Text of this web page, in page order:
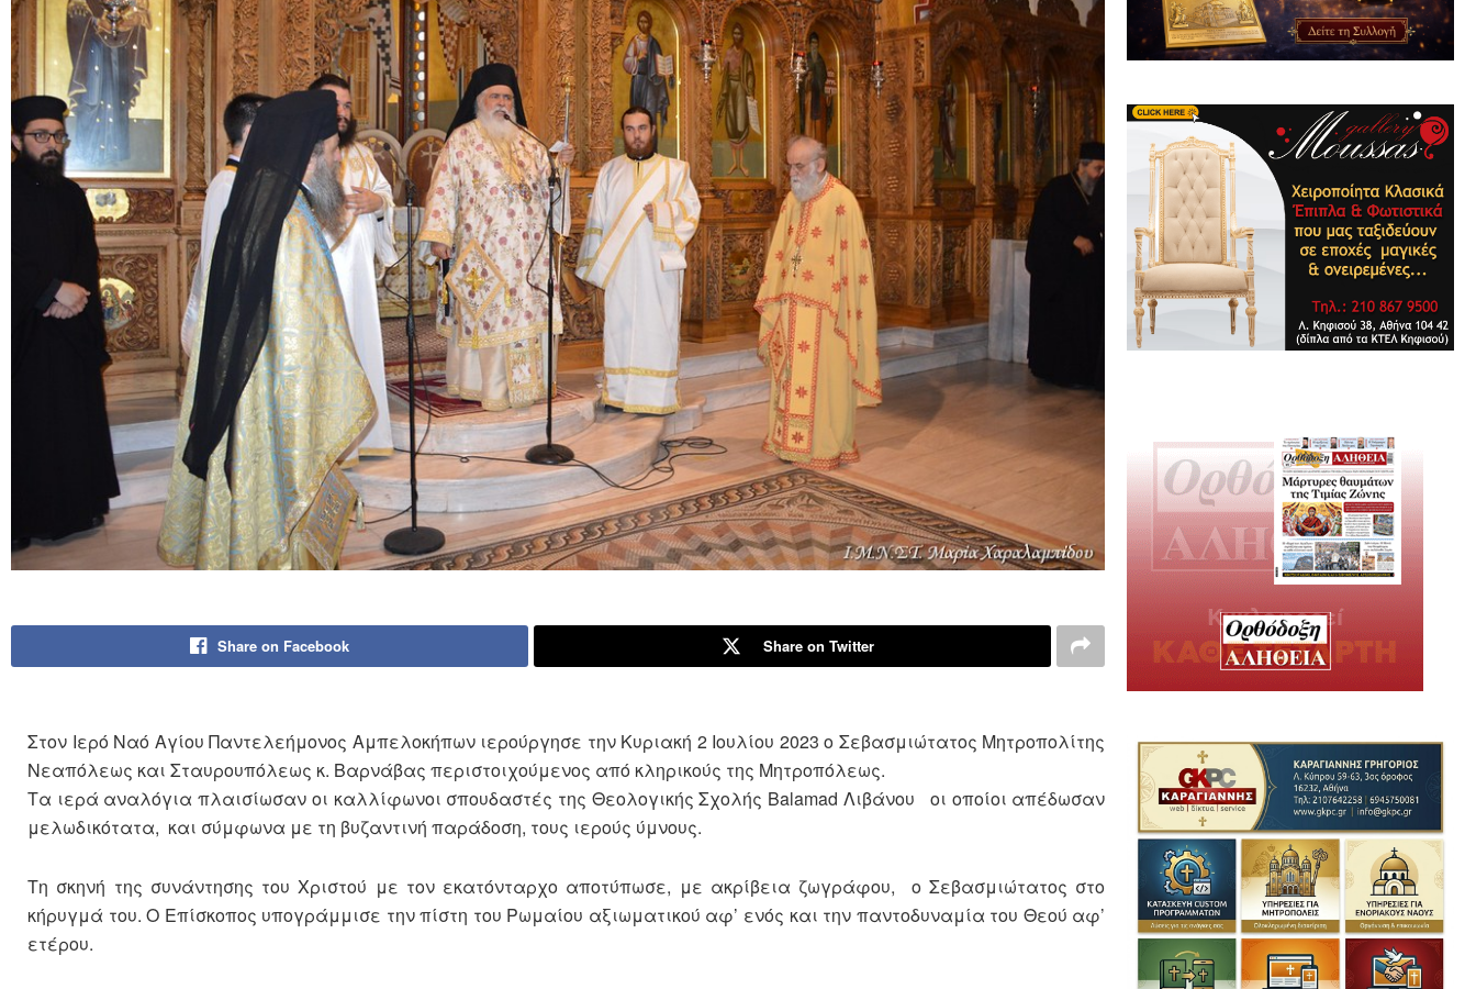
Share on Facebook Share on Twitter
Στον Ιερό Ναό Αγίου Παντελεήμονος Αμπελοκήπων ιερούργησε την Κυριακή 2 Ιουλίου 2023 ο Σεβασμιώτατος Μητροπολίτης
Νεαπόλεως και Σταυρουπόλεως κ. Βαρνάβας περιστοιχούμενος από κληρικούς της Μητροπόλεως.
Τα ιερά αναλόγια πλαισίωσαν οι καλλίφωνοι σπουδαστές της Θεολογικής Σχολής Balamad Λιβάνου οι οποίοι απέδωσαν
μελωδικότατα, και σύμφωνα με τη βυζαντινή παράδοση, τους ιερούς ύμνους.
Τη σκηνή της συνάντησης του Χριστού με τον εκατόνταρχο αποτύπωσε, με ακρίβεια ζωγράφου, ο Σεβασμιώτατος στο
κήρυγμά του. Ο Επίσκοπος υπογράμμισε την πίστη του Ρωμαίου αξιωματικού αφ’ ενός και την παντοδυναμία του Θεού αφ’
ετέρου.